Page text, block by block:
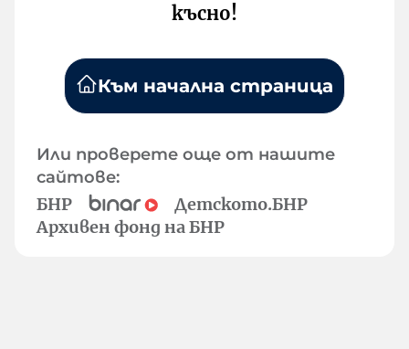
късно!
Към начална страница
Или проверете още от нашите
сайтове:
БНР
Детското.БНР
Архивен фонд на БНР